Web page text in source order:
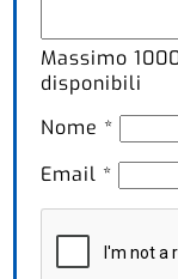
Massimo
disponibili
Nome *
Email *